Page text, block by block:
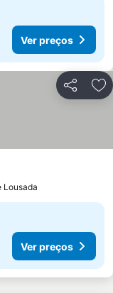
Ver preços
Partilhar
Lousada
Ver preços